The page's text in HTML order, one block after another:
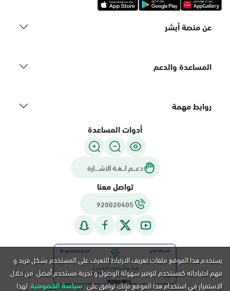
عن منصة أبشر
المساعدة والدعم
روابط مهمة
أدوات المساعدة
دعـــم لـــغـة الاشــــارة
تواصل معنا
920020405
يستخدم هذا الموقع ملفات تعريف الارتباط للتعرف على المستخدم بشكل فريد و
فهم احتياجاته كمستخدم لتوفير سهولة الوصول و تجربة مستخدم أفضل. من خلال
الاستمرار في استخدام هذا الموقع فإنك توافق على سياسة الخصوصية لهذا